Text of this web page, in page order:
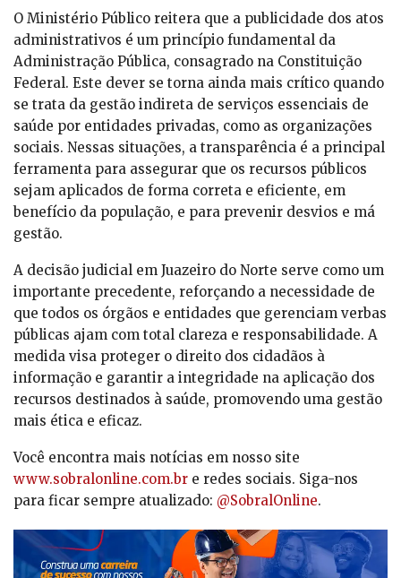
O Ministério Público reitera que a publicidade dos atos
administrativos é um princípio fundamental da
Administração Pública, consagrado na Constituição
Federal. Este dever se torna ainda mais crítico quando
se trata da gestão indireta de serviços essenciais de
saúde por entidades privadas, como as organizações
sociais. Nessas situações, a transparência é a principal
ferramenta para assegurar que os recursos públicos
sejam aplicados de forma correta e eficiente, em
benefício da população, e para prevenir desvios e má
gestão.
A decisão judicial em Juazeiro do Norte serve como um
importante precedente, reforçando a necessidade de
que todos os órgãos e entidades que gerenciam verbas
públicas ajam com total clareza e responsabilidade. A
medida visa proteger o direito dos cidadãos à
informação e garantir a integridade na aplicação dos
recursos destinados à saúde, promovendo uma gestão
mais ética e eficaz.
Você encontra mais notícias em nosso site
www.sobralonline.com.br e redes sociais. Siga-nos
para ficar sempre atualizado: @SobralOnline.